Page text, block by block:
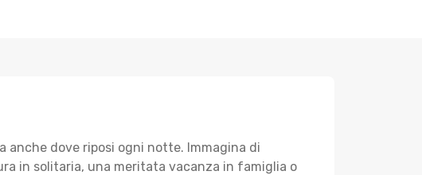
anche dove riposi ogni notte. Immagina di
in solitaria, una meritata vacanza in famiglia o